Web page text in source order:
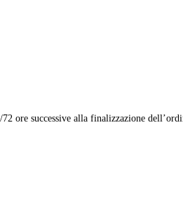
ore successive alla finalizzazione